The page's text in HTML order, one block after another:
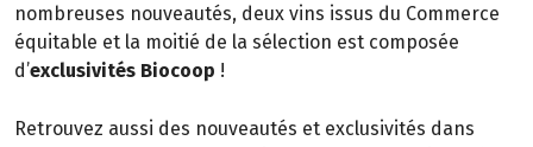
nombreuses nouveautés, deux vins issus du Commerce
équitable et la moitié de la sélection est composée
d’exclusivités Biocoop !
Retrouvez aussi des nouveautés et exclusivités dans